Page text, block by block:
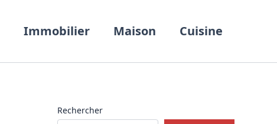
Immobilier Maison Cuisine
Rechercher